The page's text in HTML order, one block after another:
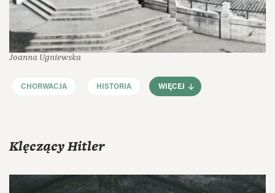
Joanna Ugniewska
CHORWACJA HISTORIA WIĘCEJ
Klęczący Hitler